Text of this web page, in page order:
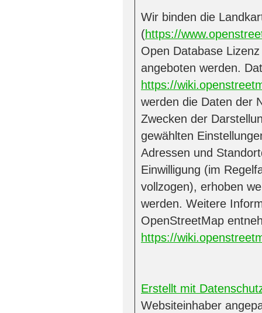
Wir binden die
(https://
Open Database
angeboten werden.
https://
werden die Daten der
Zwecken der
gewählten
Adressen und
Einwilligung (im
vollzogen), erhoben
werden. Weitere
OpenStreetMap
https://
Erstellt mit
Websiteinhaber